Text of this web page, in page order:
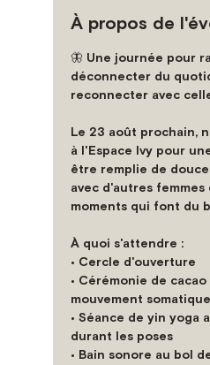
À propos de
🦋 Une journée pour
déconnecter du
reconnecter avec
Le 23 août prochain,
à l'Espace Ivy pour
être remplie de
avec d'autres
moments qui font du
À quoi s'attendre :
• Cercle d'ouverture
• Cérémonie de cacao
mouvement somatique
• Séance de yin yoga
durant les poses
• Bain sonore au bol